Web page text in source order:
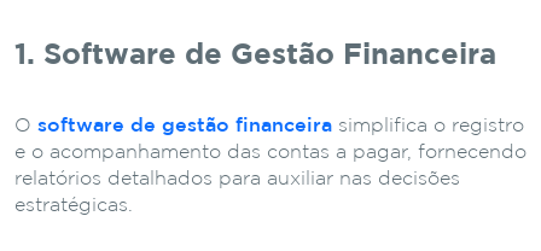
1. Software de Gestão Financeira
O software de gestão financeira simplifica o registro
e o acompanhamento das contas a pagar, fornecendo
relatórios detalhados para auxiliar nas decisões
estratégicas.